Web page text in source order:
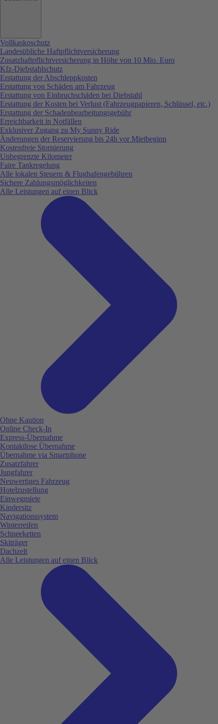
Vollkaskoschutz
Landesübliche Haftpflichtversicherung
Zusatzhaftpflichtversicherung in Höhe von 10 Mio. Euro
Kfz-Diebstahlschutz
Erstattung der Abschleppkosten
Erstattung von Schäden am Fahrzeug
Erstattung von Einbruchschäden bei Diebstahl
Erstattung der Kosten bei Verlust (Fahrzeugpapieren, Schlüssel, etc.)
Erstattung der Schadenbearbeitungsgebühr
Erreichbarkeit in Notfällen
Exklusiver Zugang zu My Sunny Ride
Änderungen der Reservierung bis 24h vor Mietbeginn
Kostenfreie Stornierung
Unbegrenzte Kilometer
Faire Tankregelung
Alle lokalen Steuern & Flughafengebühren
Sichere Zahlungsmöglichkeiten
Alle Leistungen auf einen Blick
Ohne Kaution
Online Check-In
Express-Übernahme
Kontaktlose Übernahme
Übernahme via Smartphone
Zusatzfahrer
Jungfahrer
Neuwertiges Fahrzeug
Hotelzustellung
Einwegmiete
Kindersitz
Navigationssystem
Winterreifen
Schneeketten
Skiträger
Dachzelt
Alle Leistungen auf einen Blick